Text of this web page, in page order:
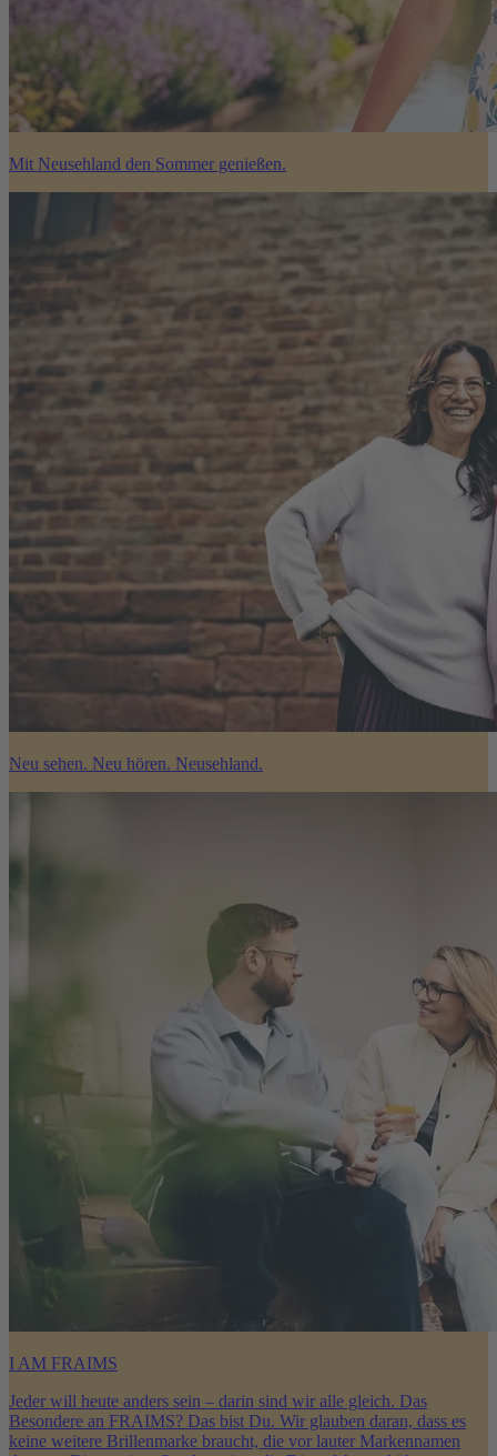
Mit Neusehland den Sommer genießen.
Neu sehen. Neu hören. Neusehland.
I AM FRAIMS
Jeder will heute anders sein – darin sind wir alle gleich. Das
Besondere an FRAIMS? Das bist Du. Wir glauben daran, dass es
keine weitere Brillenmarke braucht, die vor lauter Markennamen